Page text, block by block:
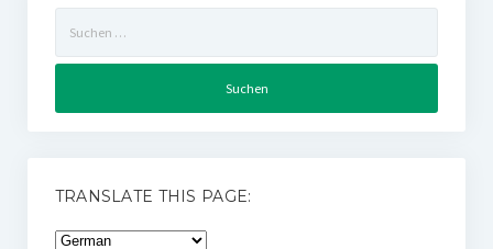
nach:
TRANSLATE THIS PAGE: